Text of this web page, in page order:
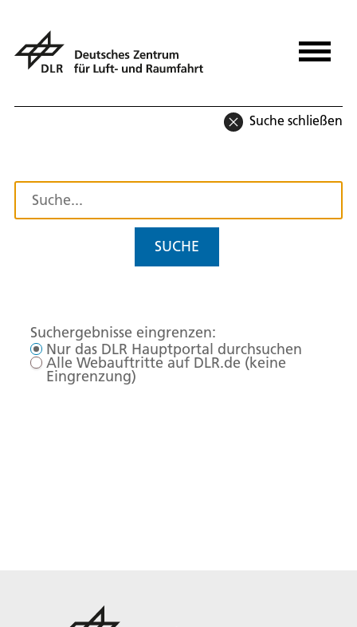
Suche schließen
SUCHE
Suchergebnisse eingrenzen:
Nur das DLR Hauptportal durchsuchen
Alle Webauftritte auf DLR.de (keine
Eingrenzung)